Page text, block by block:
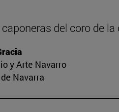
del coro de
y Arte Navarro
Navarra